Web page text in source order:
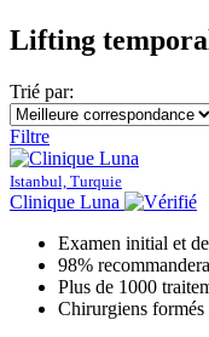
Lifting
Trié par:
Filtre
Istanbul, Turquie
Clinique Luna
Examen initial et
98%
Plus de 1000
Chirurgiens